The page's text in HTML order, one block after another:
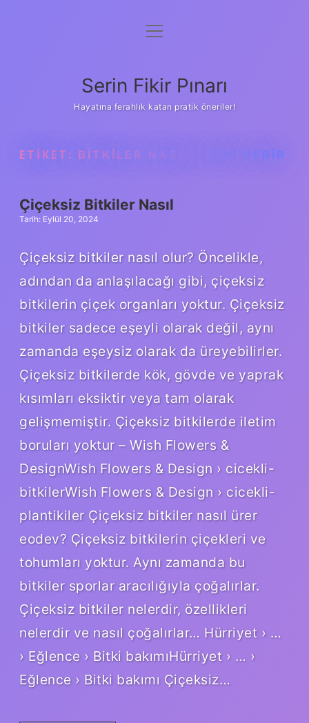
Gizlilik Politikası
Yasal Uyarı
menüyü
Serin Fikir Pınarı
Hayatına ferahlık katan pratik öneriler!
ETIKET: BITKILER NASIL TEPKI VERIR
Çiçeksiz Bitkiler Nasıl
Tarih: Eylül 20, 2024
Çiçeksiz bitkiler nasıl olur? Öncelikle,
adından da anlaşılacağı gibi, çiçeksiz
bitkilerin çiçek organları yoktur. Çiçeksiz
bitkiler sadece eşeyli olarak değil, aynı
zamanda eşeysiz olarak da üreyebilirler.
Çiçeksiz bitkilerde kök, gövde ve yaprak
kısımları eksiktir veya tam olarak
gelişmemiştir. Çiçeksiz bitkilerde iletim
boruları yoktur – Wish Flowers &
DesignWish Flowers & Design › cicekli-
bitkilerWish Flowers & Design › cicekli-
plantikiler Çiçeksiz bitkiler nasıl ürer
eodev? Çiçeksiz bitkilerin çiçekleri ve
tohumları yoktur. Aynı zamanda bu
bitkiler sporlar aracılığıyla çoğalırlar.
Çiçeksiz bitkiler nelerdir, özellikleri
nelerdir ve nasıl çoğalırlar… Hürriyet › …
› Eğlence › Bitki bakımıHürriyet › … ›
Eğlence › Bitki bakımı Çiçeksiz…